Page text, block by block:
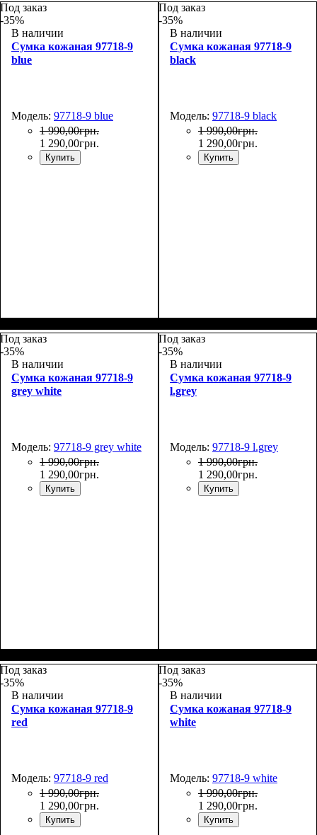
Под заказ
-35%
В наличии
Сумка кожаная 97718-9
blue
Модель: 97718-9 blue
1 990,00грн.
1 290,00грн.
Купить
25*17*10
Под заказ
-35%
В наличии
Сумка кожаная 97718-9
black
Модель: 97718-9 black
1 990,00грн.
1 290,00грн.
Купить
25*17*10
Под заказ
-35%
В наличии
Сумка кожаная 97718-9
grey white
Модель: 97718-9 grey white
1 990,00грн.
1 290,00грн.
Купить
25*17*10
Под заказ
-35%
В наличии
Сумка кожаная 97718-9
l.grey
Модель: 97718-9 l.grey
1 990,00грн.
1 290,00грн.
Купить
25*17*10
Под заказ
-35%
В наличии
Сумка кожаная 97718-9
red
Модель: 97718-9 red
1 990,00грн.
1 290,00грн.
Купить
Под заказ
-35%
В наличии
Сумка кожаная 97718-9
white
Модель: 97718-9 white
1 990,00грн.
1 290,00грн.
Купить